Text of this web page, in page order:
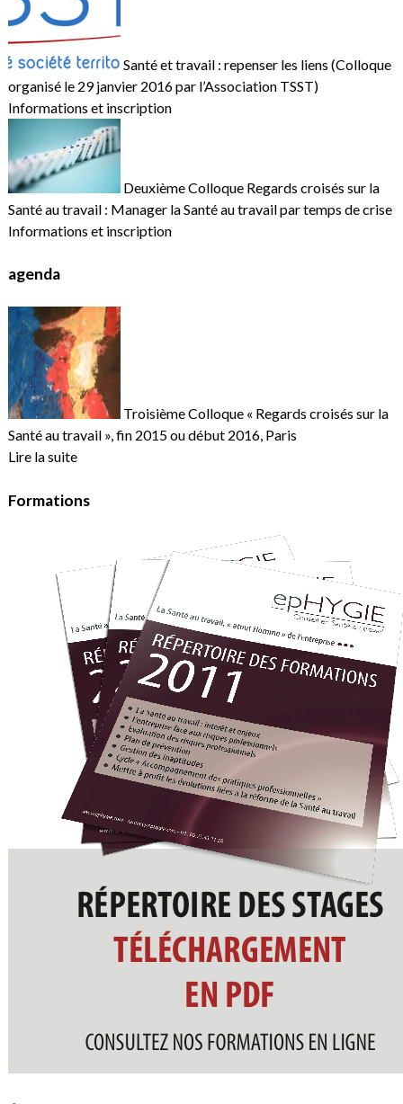
Santé et travail : repenser les liens (Colloque
organisé le 29 janvier 2016 par l’Association TSST)
Informations et inscription
Deuxième Colloque Regards croisés sur la
Santé au travail : Manager la Santé au travail par temps de crise
Informations et inscription
agenda
Troisième Colloque « Regards croisés sur la
Santé au travail », fin 2015 ou début 2016, Paris
Lire la suite
Formations